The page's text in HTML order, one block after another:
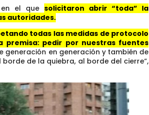
en el quesolicitaron abrir “toda” la
autoridades.
todas las medidas de protocolo
premisa: pedir por nuestras fuentes
generación en generación y también de
de la quiebra, al borde del cierre”,